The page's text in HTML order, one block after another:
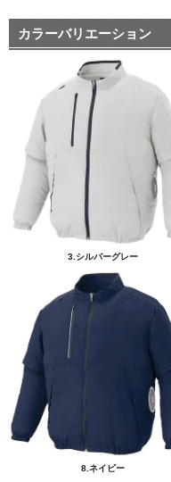
カラーバリエーション
3.シルバーグレー
8.ネイビー